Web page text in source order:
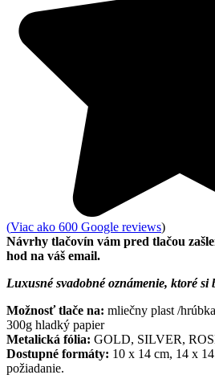
(Viac ako 600 Google reviews)
Návrhy tlačovín vám pred tlačou
hod na váš email.
Luxusné svadobné oznámenie, ktoré
Možnosť tlače na: mliečny plast /
300g hladký papier
Metalická fólia: GOLD, SILVER,
Dostupné formáty: 10 x 14 cm, 14 x
požiadanie.